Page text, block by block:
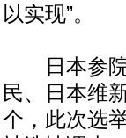
以实现”。
日本参院
民、日本维
个，此次选